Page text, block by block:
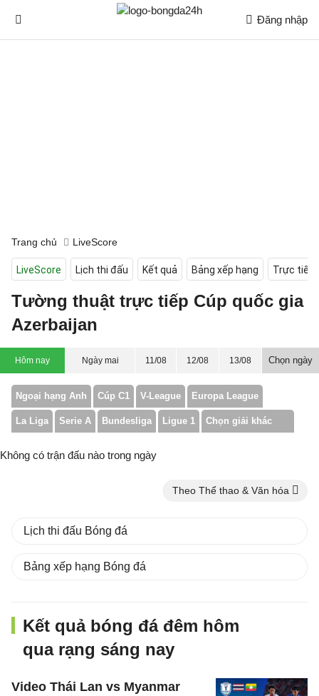
Đăng nhập
Trang chủ LiveScore
LiveScore Lịch thi đấu Kết quả Bảng xếp hạng Trực tiếp
Tường thuật trực tiếp Cúp quốc gia
Azerbaijan
Hôm nay Ngày mai 11/08 12/08 13/08 Chọn ngày
Ngoại hạng Anh Cúp C1 V-League Europa League
La Liga Serie A Bundesliga Ligue 1 Chọn giải khác
Không có trận đấu nào trong ngày
Theo Thể thao & Văn hóa
Lịch thi đấu Bóng đá
Bảng xếp hạng Bóng đá
Kết quả bóng đá đêm hôm
qua rạng sáng nay
Video Thái Lan vs Myanmar